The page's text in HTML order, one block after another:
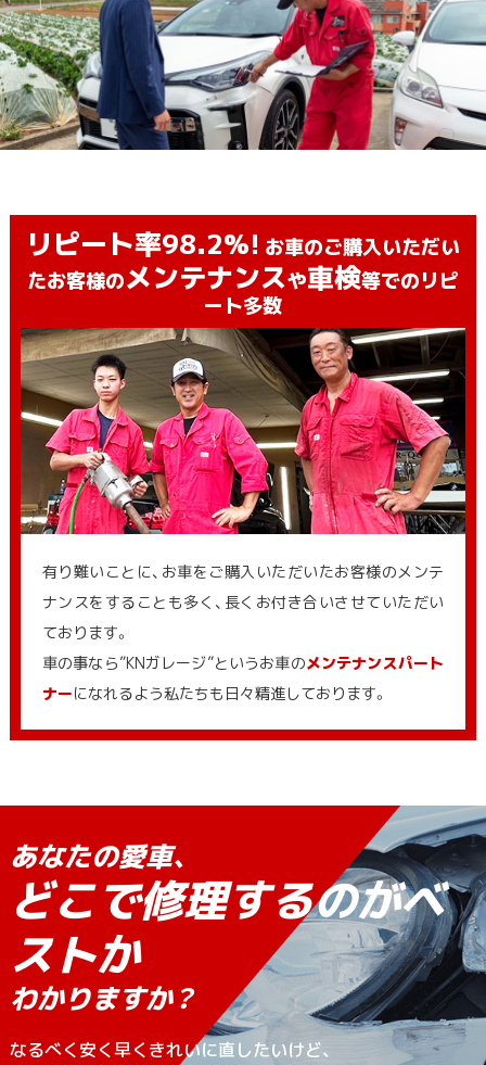
リピート率98.2%! お車のご購入いただい
たお客様のメンテナンスや車検等でのリピ
ート多数
有り難いことに、お車をご購入いただいたお客様のメンテ
ナンスをすることも多く、長くお付き合いさせていただい
ております。
車の事なら”KNガレージ”というお車のメンテナンスパート
ナーになれるよう私たちも日々精進しております。
あなたの愛車、
どこで修理するのがベ
ストか
わかりますか？
なるべく安く早くきれいに直したいけど、